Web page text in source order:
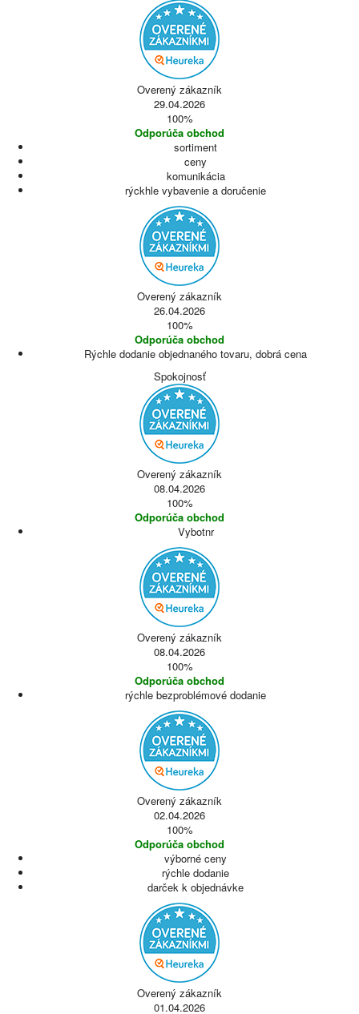
Overený zákazník
29.04.2026
100%
Odporúča obchod
sortiment
ceny
komunikácia
rýckhle vybavenie a doručenie
Overený zákazník
26.04.2026
100%
Odporúča obchod
Rýchle dodanie objednaného tovaru, dobrá cena
Spokojnosť
Overený zákazník
08.04.2026
100%
Odporúča obchod
Vybotnr
Overený zákazník
08.04.2026
100%
Odporúča obchod
rýchle bezproblémové dodanie
Overený zákazník
02.04.2026
100%
Odporúča obchod
výborné ceny
rýchle dodanie
darček k objednávke
Overený zákazník
01.04.2026